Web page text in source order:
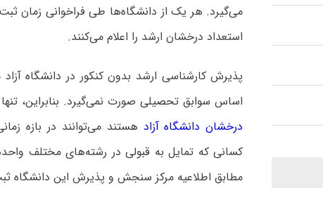
می‌گیرد. هر یک از دانشگاه‌ها طی فراخوانی زمان
استعداد درخشان ارشد را اعلام می‌کنند.
پذیرش کارشناسی ارشد بدون کنکور در دانشگاه
اساس سوابق تحصیلی صورت نمی‌گیرد. بنابراین،
درخشان دانشگاه آزاد هستند می‌توانند در بازه
کسانی که تمایل به قبولی در رشته‌های مختلف
مطابق اطلاعیه مرکز سنجش و پذیرش این دانشگاه